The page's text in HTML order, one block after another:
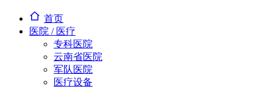
首页
医院 / 医疗
专科医院
云南省医院
军队医院
医疗设备